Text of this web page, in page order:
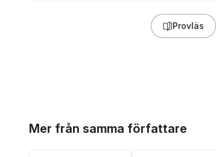
Provläs
Mer från samma författare